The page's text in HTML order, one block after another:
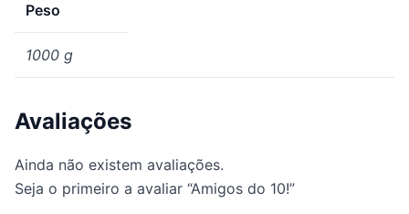
Peso
1000 g
Avaliações
Ainda não existem avaliações.
Seja o primeiro a avaliar “Amigos do 10!”